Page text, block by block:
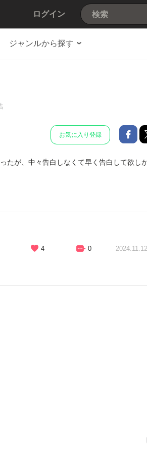
ログイン
ジャンルから探す
お気に入り登録
たが、中々告白しなくて早く告白して欲しか
4 0 2024.11.12